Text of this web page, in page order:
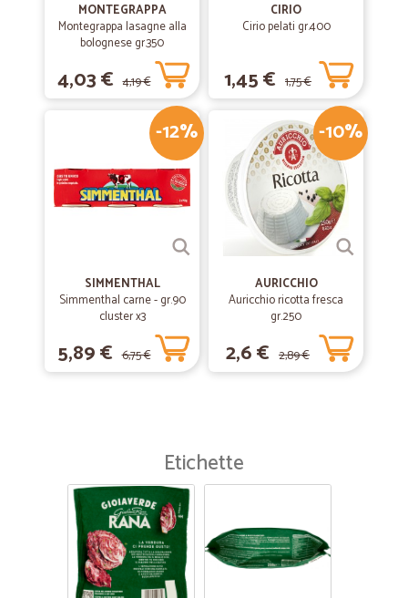
MONTEGRAPPA
Montegrappa lasagne alla
bolognese gr.350
4,03 € 4,19 €
CIRIO
Cirio pelati gr.400
1,45 € 1,75 €
-12%
SIMMENTHAL
Simmenthal carne - gr.90
cluster x3
5,89 € 6,75 €
-10%
AURICCHIO
Auricchio ricotta fresca
gr.250
2,6 € 2,89 €
Etichette